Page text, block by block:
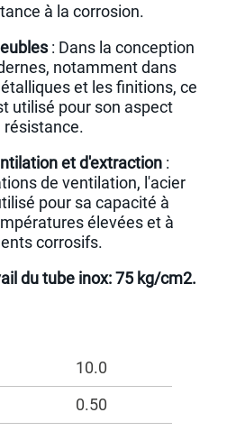
à la corrosion.
: Dans la conception
notamment dans
et les finitions, ce
utilisé pour son aspect
et d'extraction :
de ventilation, l'acier
pour sa capacité à
élevées et à
corrosifs.
du tube inox: 75 kg/cm2.
10.0
0.50